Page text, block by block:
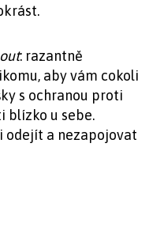
: razantně
aby vám cokoli
s ochranou proti
blízko u sebe.
odejít a nezapojovat